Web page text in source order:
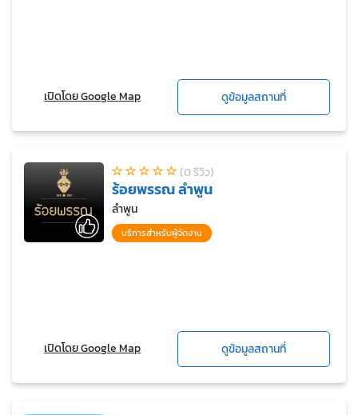
เปิดโดย Google Map ดูข้อมูลสถานที่
(0 รีวิว)
ร้อยพรรณ ลำพูน
ลำพูน
บริการสำหรับผู้จัดงาน
เปิดโดย Google Map ดูข้อมูลสถานที่